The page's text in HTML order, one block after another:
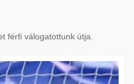
férfi válogatottunk útja.